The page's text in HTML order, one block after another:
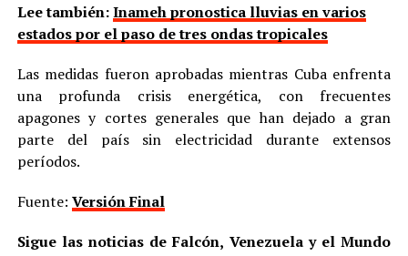
Lee también:Inameh pronostica lluvias en varios
estados por el paso de tres ondas tropicales
Las medidas fueron aprobadas mientras Cuba enfrenta
una profunda crisis energética, con frecuentes
apagones y cortes generales que han dejado a gran
parte del país sin electricidad durante extensos
períodos.
Fuente: Versión Final
Sigue las noticias de Falcón, Venezuela y el Mundo